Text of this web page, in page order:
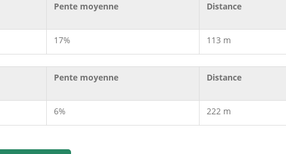
Pente moyenne Distance
17% 113 m
Pente moyenne Distance
6% 222 m